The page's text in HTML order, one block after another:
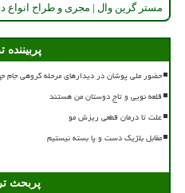
مستر گرین وال | مجری و طراح انواع
پربیننده
حضور ملی پوشان در دیدارهای مرحله گروهی جام
قلعه نویی و تاج دوستان من هستند
علت تا درمان قطعی ریزش مو
مقابل بلژیک دست و پا بسته نیستیم
پربحث